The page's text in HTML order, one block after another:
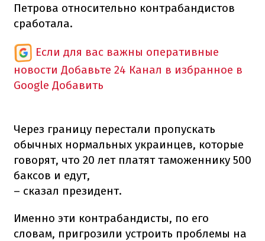
Петрова относительно контрабандистов
сработала.
Если для вас важны оперативные
новости Добавьте 24 Канал в избранное в
Google Добавить
Через границу перестали пропускать
обычных нормальных украинцев, которые
говорят, что 20 лет платят таможеннику 500
баксов и едут,
– сказал президент.
Именно эти контрабандисты, по его
словам, пригрозили устроить проблемы на